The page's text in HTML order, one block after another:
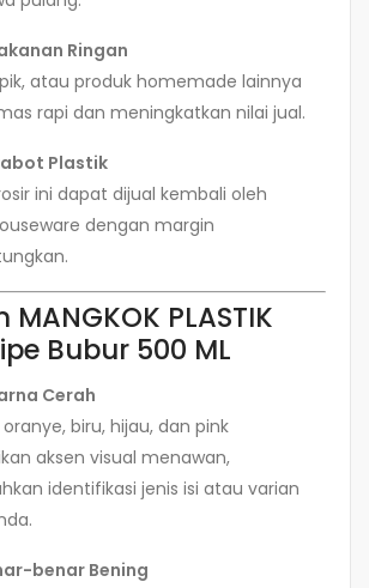
Ringan
atau produk homemade lainnya
rapi dan meningkatkan nilai jual.
Plastik
ini dapat dijual kembali oleh
dengan margin
PLASTIK
Bubur 500 ML
Cerah
oranye, biru, hijau, dan pink
aksen visual menawan,
identifikasi jenis isi atau varian
benar Bening